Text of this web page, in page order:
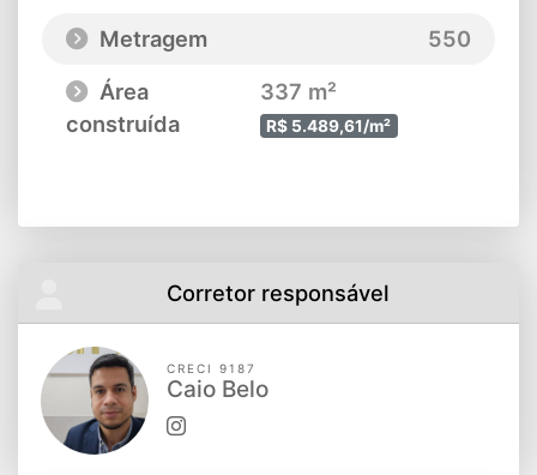
Metragem
550
Área
construída
337 m²
R$ 5.489,61/m²
Corretor responsável
CRECI 9187
Caio Belo